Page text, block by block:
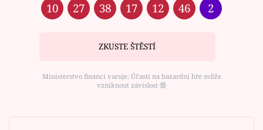
10 27 38 17 12 46 2
ZKUSTE ŠTĚSTÍ
Ministerstvo financí varuje: Účastí na hazardní hře může
vzniknout závislost ⑱